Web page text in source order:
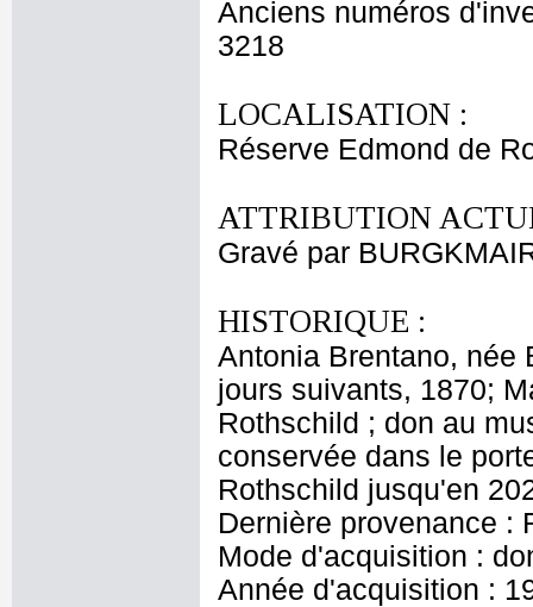
Anciens numéros
3218
LOCALISATION :
Réserve Edmond de
ATTRIBUTION
Gravé par
HISTORIQUE :
Antonia Brentano, née
jours suivants, 1870;
Rothschild ; don au
conservée dans le
Rothschild jusqu'en
Dernière provenance :
Mode d'acquisition :
Année d'acquisition :